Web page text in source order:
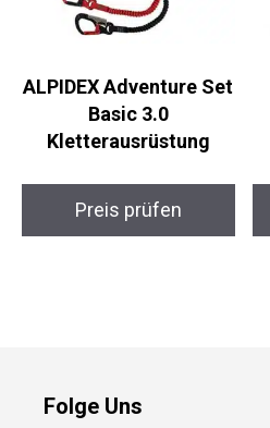
ALPIDEX Adventure Set
Basic 3.0
Kletterausrüstung
Preis prüfen
Folge Uns